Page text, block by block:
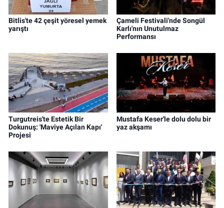
Bitlis'te 42 çeşit yöresel yemek
yarıştı
Çameli Festivali'nde Songül
Karlı'nın Unutulmaz
Performansı
Turgutreis'te Estetik Bir
Dokunuş: 'Maviye Açılan Kapı'
Projesi
Mustafa Keser'le dolu dolu bir
yaz akşamı